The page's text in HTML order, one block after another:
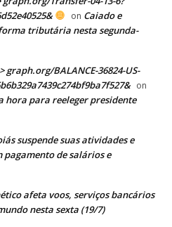
on Caiado e
tributária nesta segunda-
BALANCE-36824-US-
on
hora para reeleger presidente
suspende suas atividades e
de salários e
afeta voos, serviços bancários
nesta sexta (19/7)